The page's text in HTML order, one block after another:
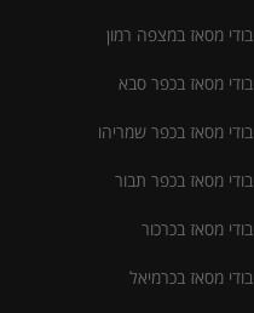
בודי מסאז במצפה רמון
בודי מסאז בכפר סבא
בודי מסאז בכפר שמריהו
בודי מסאז בכפר תבור
בודי מסאז בכרכור
בודי מסאז בכרמיאל